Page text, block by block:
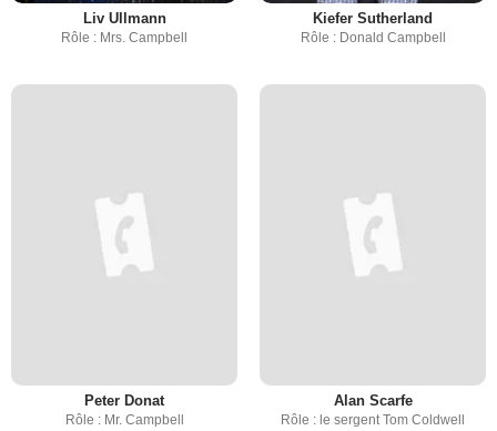
Liv Ullmann
Rôle : Mrs. Campbell
Kiefer Sutherland
Rôle : Donald Campbell
Peter Donat
Rôle : Mr. Campbell
Alan Scarfe
Rôle : le sergent Tom Coldwell